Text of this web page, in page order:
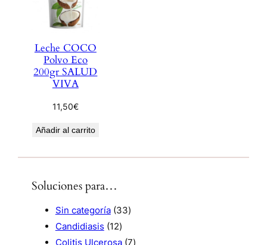
Leche COCO
Polvo Eco
200gr SALUD
VIVA
11,50€
Añadir al carrito
Soluciones para…
Sin categoría 333
p
Candidiasis 121
2
Colitis Ulcerosa 77